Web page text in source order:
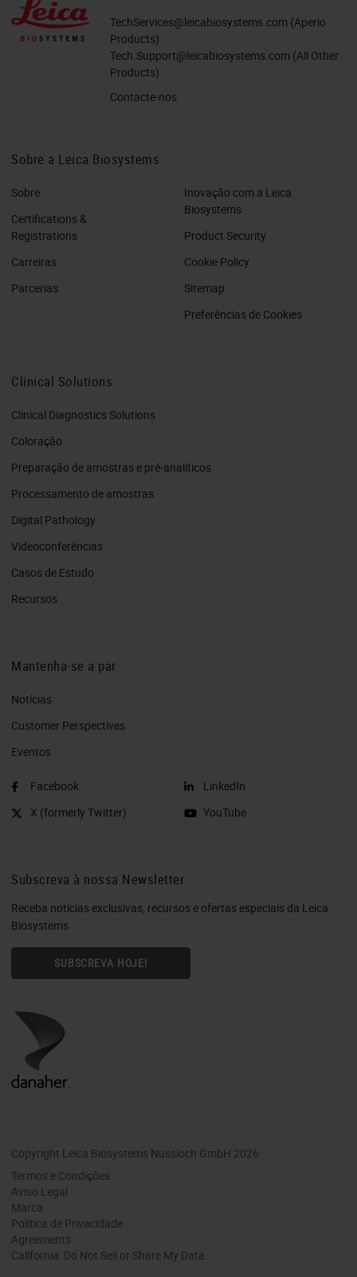
TechServices@leicabiosystems.com (Aperio
Products)
Tech.Support@leicabiosystems.com (All Other
Products)
Contacte-nos
Sobre a Leica Biosystems
Sobre
Certifications &
Registrations
Carreiras
Parcerias
Inovação com a Leica
Biosystems
Product Security
Cookie Policy
Sitemap
Preferências de Cookies
Clinical Solutions
Clinical Diagnostics Solutions
Coloração
Preparação de amostras e pré-analíticos
Processamento de amostras
Digital Pathology
Videoconferências
Casos de Estudo
Recursos
Mantenha-se a par
Notícias
Customer Perspectives​
Eventos
Facebook
X (formerly Twitter)
LinkedIn
YouTube
Subscreva à nossa Newsletter
Receba notícias exclusivas, recursos e ofertas especiais da Leica
Biosystems
SUBSCREVA HOJE!
Copyright Leica Biosystems Nussloch GmbH 2026
Termos e Condições
Aviso Legal
Marca
Política de Privacidade
Agreements
California: Do Not Sell or Share My Data.